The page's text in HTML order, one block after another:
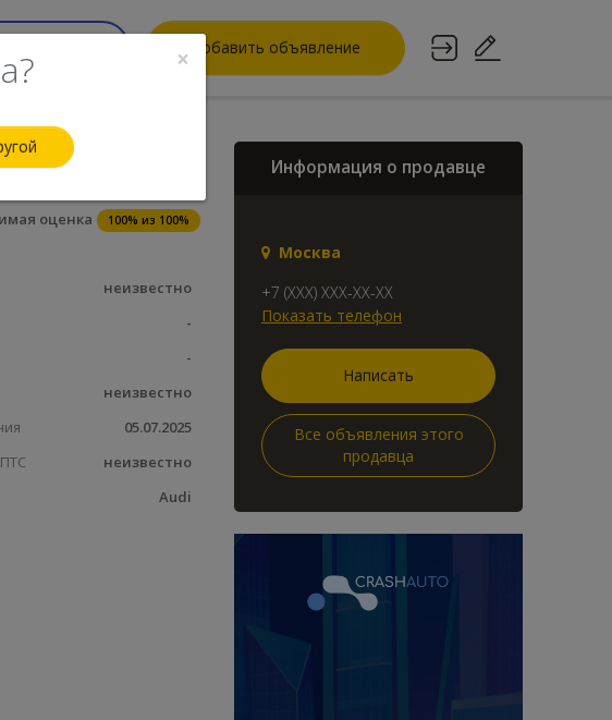
Добавить объявление
235 000
оценка 100% из 100%
неизвестно
-
-
неизвестно
05.07.2025
неизвестно
Audi
Информация о продавце
Москва
+7 (XXX) XXX-XX-XX
Показать телефон
Написать
Все объявления этого
продавца
×